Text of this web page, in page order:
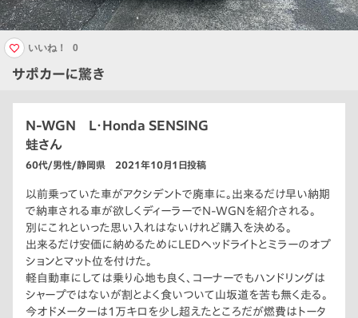
サポカーに驚き
いいね！ 0
N-WGN L・Honda SENSING
蛙さん
60代/男性/静岡県 2021年10月1日投稿
以前乗っていた車がアクシデントで廃車に。出来るだけ早い納期
で納車される車が欲しくディーラーでN-WGNを紹介される。
別にこれといった思い入れはないけれど購入を決める。
出来るだけ安価に納めるためにLEDヘッドライトとミラーのオプ
ションとマット位を付けた。
軽自動車にしては乗り心地も良く、コーナーでもハンドリングは
シャープではないが割とよく食いついて山坂道を苦も無く走る。
今オドメーターは1万キロを少し超えたところだが燃費はトータ